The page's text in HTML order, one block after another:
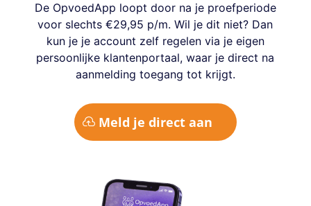
De OpvoedApp loopt door na je proefperiode
voor slechts €29,95 p/m. Wil je dit niet? Dan
kun je je account zelf regelen via je eigen
persoonlijke klantenportaal, waar je direct na
aanmelding toegang tot krijgt.
Meld je direct aan